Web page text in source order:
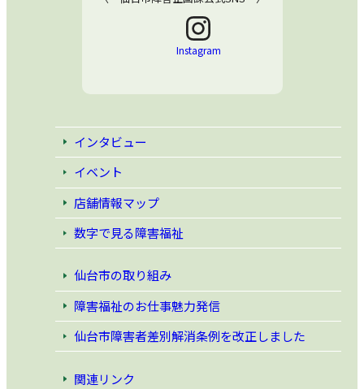
Instagram
インタビュー
イベント
店舗情報マップ
数字で見る障害福祉
仙台市の取り組み
障害福祉のお仕事魅力発信
仙台市障害者差別解消条例を改正しました
関連リンク